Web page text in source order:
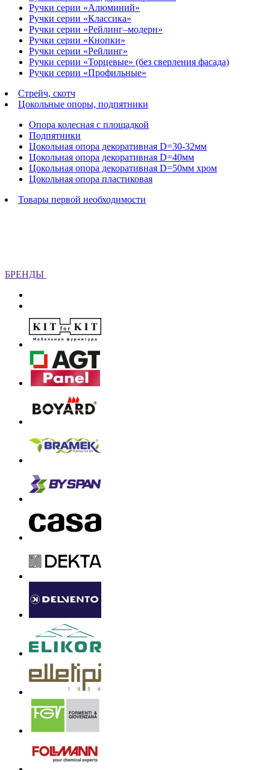
Ручки серии «Алюминий»
Ручки серии «Классика»
Ручки серии «Рейлинг–модерн»
Ручки серии «Кнопки»
Ручки серии «Рейлинг»
Ручки серии «Торцевые» (без сверления фасада)
Ручки серии «Профильные»
Стрейч, скотч
Цокольные опоры, подпятники
Опора колесная с площадкой
Подпятники
Цокольная опора декоративная D=30-32мм
Цокольная опора декоративная D=40мм
Цокольная опора декоративная D=50мм хром
Цокольная опора пластиковая
Товары первой необходимости
БРЕНДЫ